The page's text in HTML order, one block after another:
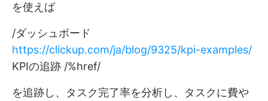
を使えば
/ダッシュボード
https://clickup.com/ja/blog/9325/kpi-examples/
KPIの追跡 /%href/
を追跡し、タスク完了率を分析し、タスクに費や